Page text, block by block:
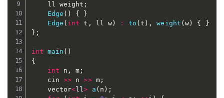
	ll weight
;
Edge ( ) {
}
Edge ( int t , ll w ) : to ( t ) , weight (w ) {
}
} ;
int main ( )
{
int n , m ;
	cin
>> n >> m;
	vector
< ll> a ( n ) ;